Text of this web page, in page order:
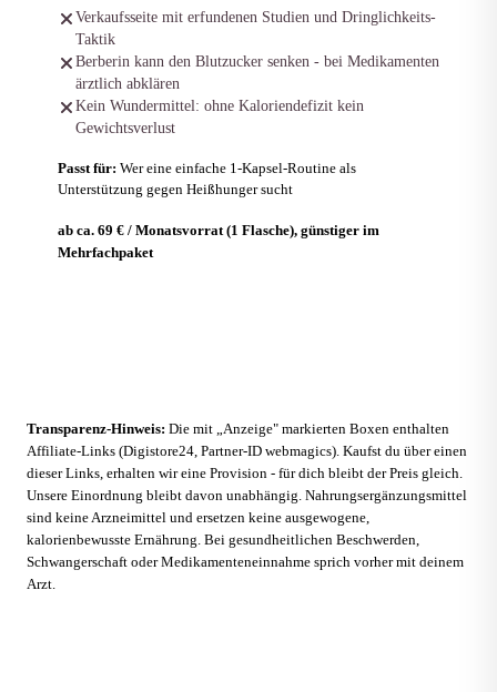
Verkaufsseite mit erfundenen Studien und Dringlichkeits-
Taktik
Berberin kann den Blutzucker senken - bei Medikamenten
ärztlich abklären
Kein Wundermittel: ohne Kaloriendefizit kein
Gewichtsverlust
Passt für: Wer eine einfache 1-Kapsel-Routine als
Unterstützung gegen Heißhunger sucht
ab ca. 69 € / Monatsvorrat (1 Flasche), günstiger im
Mehrfachpaket
Transparenz-Hinweis: Die mit „Anzeige" markierten Boxen enthalten
Affiliate-Links (Digistore24, Partner-ID webmagics). Kaufst du über einen
dieser Links, erhalten wir eine Provision - für dich bleibt der Preis gleich.
Unsere Einordnung bleibt davon unabhängig. Nahrungsergänzungsmittel
sind keine Arzneimittel und ersetzen keine ausgewogene,
kalorienbewusste Ernährung. Bei gesundheitlichen Beschwerden,
Schwangerschaft oder Medikamenteneinnahme sprich vorher mit deinem
Arzt.